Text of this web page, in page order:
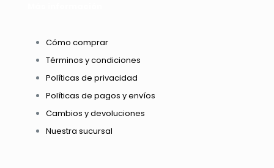
Cómo comprar
Términos y condiciones
Políticas de privacidad
Políticas de pagos y envíos
Cambios y devoluciones
Nuestra sucursal